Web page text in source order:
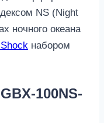
NS (Night
ночного океана
набором
100NS-